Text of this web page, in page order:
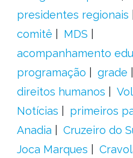
presidentes regionais
comitê
MDS
acompanhamento
programação
grade
direitos humanos
Notícias
primeiros
Anadia
Cruzeiro do
Joca Marques